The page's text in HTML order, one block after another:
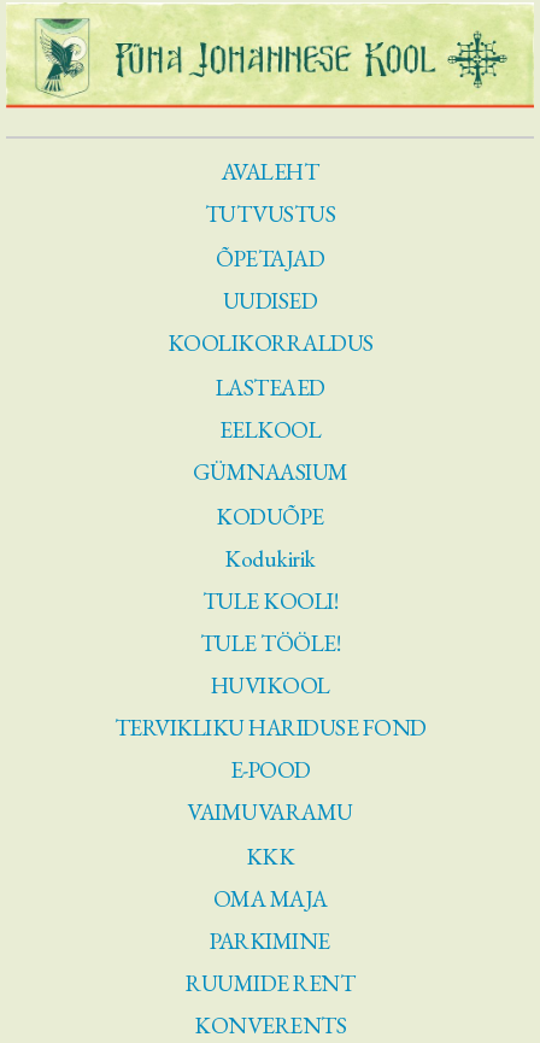
AVALEHT
TUTVUSTUS
ÕPETAJAD
UUDISED
KOOLIKORRALDUS
LASTEAED
EELKOOL
GÜMNAASIUM
KODUÕPE
Kodukirik
TULE KOOLI!
TULE TÖÖLE!
HUVIKOOL
TERVIKLIKU HARIDUSE FOND
E-POOD
VAIMUVARAMU
KKK
OMA MAJA
PARKIMINE
RUUMIDE RENT
KONVERENTS